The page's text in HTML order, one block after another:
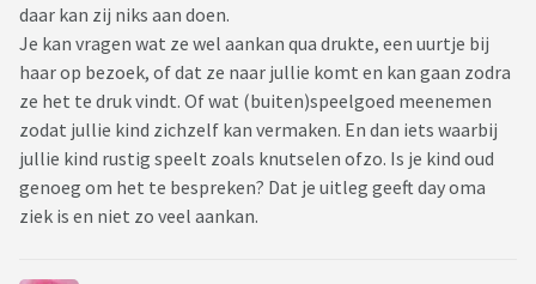
daar kan zij niks aan doen.
Je kan vragen wat ze wel aankan qua drukte, een uurtje bij
haar op bezoek, of dat ze naar jullie komt en kan gaan zodra
ze het te druk vindt. Of wat (buiten)speelgoed meenemen
zodat jullie kind zichzelf kan vermaken. En dan iets waarbij
jullie kind rustig speelt zoals knutselen ofzo. Is je kind oud
genoeg om het te bespreken? Dat je uitleg geeft day oma
ziek is en niet zo veel aankan.